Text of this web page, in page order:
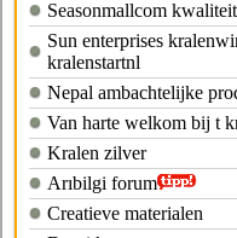
Seasonmallcom
Sun enterprises
kralenstartnl
Nepal ambachtelijke
Van harte welkom bij t
Kralen zilver
Arıbilgi forum
Creatieve materialen